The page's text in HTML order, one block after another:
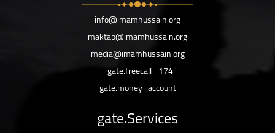
info@imamhussain.org
maktab@imamhussain.org
media@imamhussain.org
gate.freecall 174
gate.money_account
gate.Services